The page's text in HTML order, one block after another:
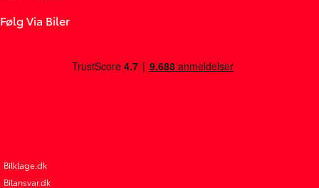
Følg Via Biler
Bilklage.dk
Bilansvar.dk